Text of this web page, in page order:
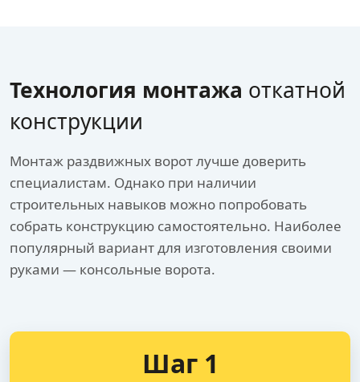
Технология монтажа откатной
конструкции
Монтаж раздвижных ворот лучше доверить
специалистам. Однако при наличии
строительных навыков можно попробовать
собрать конструкцию самостоятельно. Наиболее
популярный вариант для изготовления своими
руками — консольные ворота.
Шаг 1